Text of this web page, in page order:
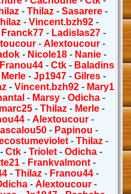
-Thilaz -Sasarere -
-Vincent.bzh92 -
Franck77 - Ladislas27 -
-Alextoucour -
- Nicole18- Nanie-
Franou44 -Ctk - Baladins
Merle- Jp1947- Gilres-
- Vincent.bzh92- Mary1
- Marsy -Odicha -
-Thilaz - Merle -
- Alextoucour-
- Papinou -
-Thilaz -
Ctk- Triolet- Odicha-
- Frankvalmont -
-Thilaz - Franou44 -
- Alextoucour-